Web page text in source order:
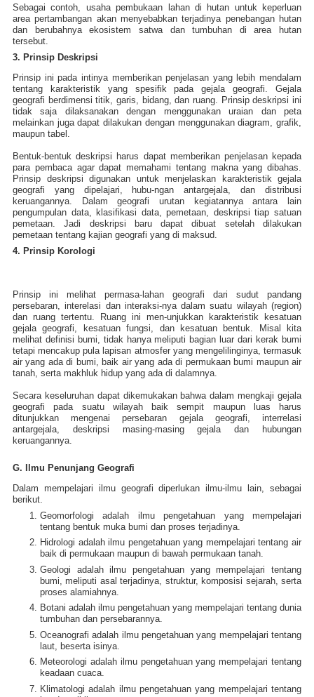
Sebagai contoh, usaha pembukaan lahan di hutan untuk keperluan
area pertambangan akan menyebabkan terjadinya penebangan hutan
dan berubahnya ekosistem satwa dan tumbuhan di area hutan
tersebut.
3. Prinsip Deskripsi
Prinsip ini pada intinya memberikan penjelasan yang lebih mendalam
tentang karakteristik yang spesifik pada gejala geografi. Gejala
geografi berdimensi titik, garis, bidang, dan ruang. Prinsip deskripsi ini
tidak saja dilaksanakan dengan menggunakan uraian dan peta
melainkan juga dapat dilakukan dengan menggunakan diagram, grafik,
maupun tabel.
Bentuk-bentuk deskripsi harus dapat memberikan penjelasan kepada
para pembaca agar dapat memahami tentang makna yang dibahas.
Prinsip deskripsi digunakan untuk menjelaskan karakteristik gejala
geografi yang dipelajari, hubu-ngan antargejala, dan distribusi
keruangannya. Dalam geografi urutan kegiatannya antara lain
pengumpulan data, klasifikasi data, pemetaan, deskripsi tiap satuan
pemetaan. Jadi deskripsi baru dapat dibuat setelah dilakukan
pemetaan tentang kajian geografi yang di maksud.
4. Prinsip Korologi
Prinsip ini melihat permasa-lahan geografi dari sudut pandang
persebaran, interelasi dan interaksi-nya dalam suatu wilayah (region)
dan ruang tertentu. Ruang ini men-unjukkan karakteristik kesatuan
gejala geografi, kesatuan fungsi, dan kesatuan bentuk. Misal kita
melihat definisi bumi, tidak hanya meliputi bagian luar dari kerak bumi
tetapi mencakup pula lapisan atmosfer yang mengelilinginya, termasuk
air yang ada di bumi, baik air yang ada di permukaan bumi maupun air
tanah, serta makhluk hidup yang ada di dalamnya.
Secara keseluruhan dapat dikemukakan bahwa dalam mengkaji gejala
geografi pada suatu wilayah baik sempit maupun luas harus
ditunjukkan mengenai persebaran gejala geografi, interrelasi
antargejala, deskripsi masing-masing gejala dan hubungan
keruangannya.
G. Ilmu Penunjang Geografi
Dalam mempelajari ilmu geografi diperlukan ilmu-ilmu lain, sebagai
berikut.
Geomorfologi adalah ilmu pengetahuan yang mempelajari
tentang bentuk muka bumi dan proses terjadinya.
Hidrologi adalah ilmu pengetahuan yang mempelajari tentang air
baik di permukaan maupun di bawah permukaan tanah.
Geologi adalah ilmu pengetahuan yang mempelajari tentang
bumi, meliputi asal terjadinya, struktur, komposisi sejarah, serta
proses alamiahnya.
Botani adalah ilmu pengetahuan yang mempelajari tentang dunia
tumbuhan dan persebarannya.
Oceanografi adalah ilmu pengetahuan yang mempelajari tentang
laut, beserta isinya.
Meteorologi adalah ilmu pengetahuan yang mempelajari tentang
keadaan cuaca.
Klimatologi adalah ilmu pengetahuan yang mempelajari tentang